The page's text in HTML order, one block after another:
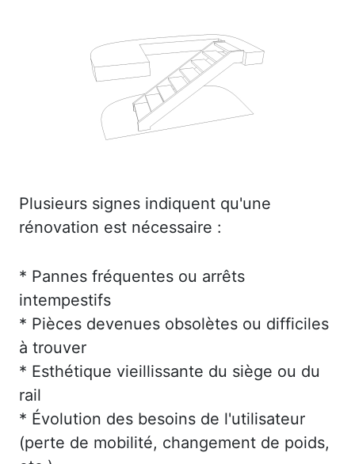
Plusieurs signes indiquent qu'une
rénovation est nécessaire :
* Pannes fréquentes ou arrêts
intempestifs
* Pièces devenues obsolètes ou difficiles
à trouver
* Esthétique vieillissante du siège ou du
rail
* Évolution des besoins de l'utilisateur
(perte de mobilité, changement de poids,